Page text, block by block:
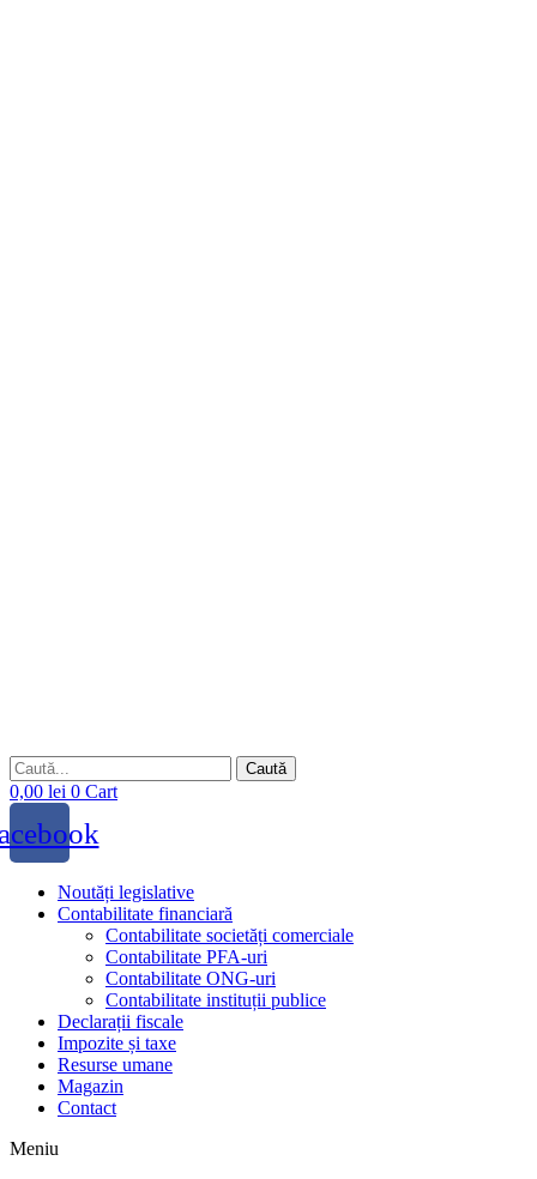
Caută
0,00 lei 0 Cart
Noutăți legislative
Contabilitate financiară
Contabilitate societăți comerciale
Contabilitate PFA-uri
Contabilitate ONG-uri
Contabilitate instituții publice
Declarații fiscale
Impozite și taxe
Resurse umane
Magazin
Contact
Meniu